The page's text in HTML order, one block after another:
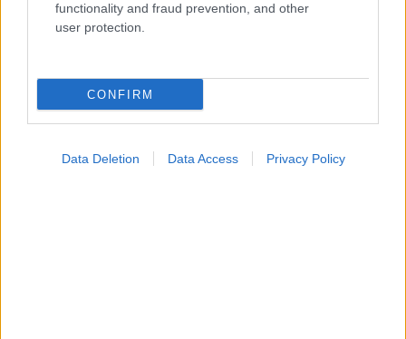
functionality and fraud prevention, and other
user protection.
CONFIRM
Data Deletion Data Access Privacy Policy
ΜΠΕΙΤΕ ΣΤΗ ΣΥΖΗΤΗΣΗ
Loading...